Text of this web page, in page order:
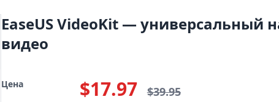
EaseUS VideoKit — универсальный
видео
Цена $17.97 $39.95